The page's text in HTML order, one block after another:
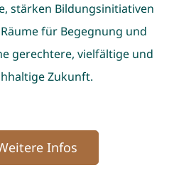
stärken Bildungsinitiativen
für Begegnung und
gerechtere, vielfältige und
Zukunft.
Infos